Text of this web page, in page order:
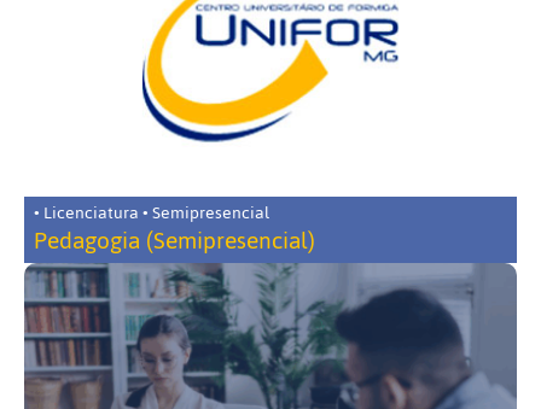
• Licenciatura • Semipresencial
Pedagogia (Semipresencial)